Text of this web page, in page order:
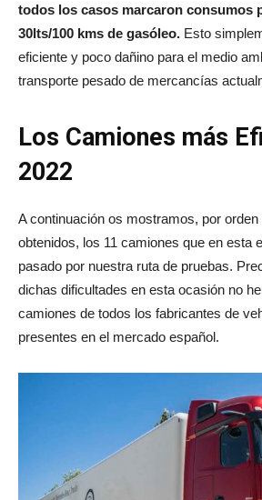
todos los casos marcaron consumos
30lts/100 kms de gasóleo. Esto
eficiente y poco dañino para el medio
transporte pesado de mercancías
Los Camiones más
2022
A continuación os mostramos, por
obtenidos, los 11 camiones que en esta
pasado por nuestra ruta de pruebas.
dichas dificultades en esta ocasión no
camiones de todos los fabricantes de
presentes en el mercado español.